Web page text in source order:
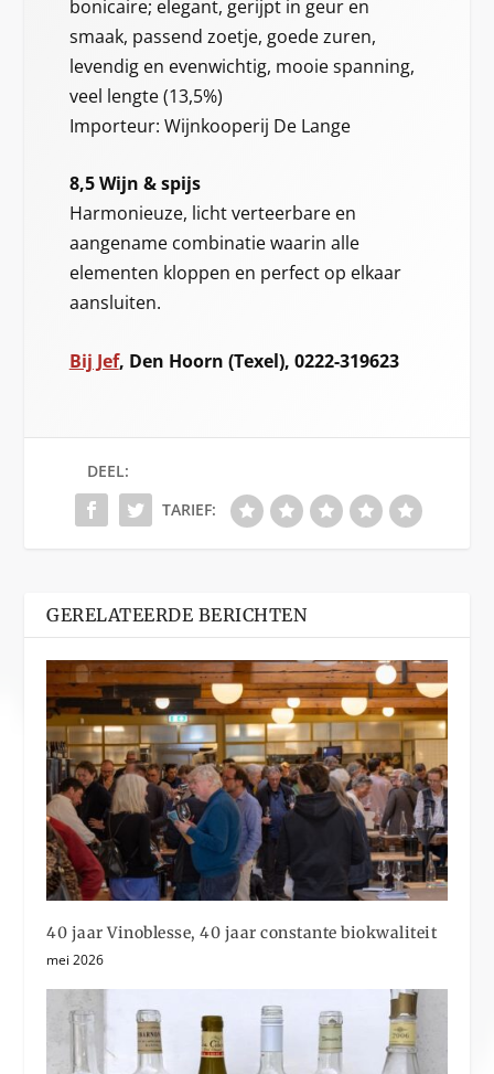
bonicaire; elegant, gerijpt in geur en
smaak, passend zoetje, goede zuren,
levendig en evenwichtig, mooie spanning,
veel lengte (13,5%)
Importeur: Wijnkooperij De Lange
8,5 Wijn & spijs
Harmonieuze, licht verteerbare en
aangename combinatie waarin alle
elementen kloppen en perfect op elkaar
aansluiten.
Bij Jef, Den Hoorn (Texel), 0222-319623
DEEL:
TARIEF:
GERELATEERDE BERICHTEN
40 jaar Vinoblesse, 40 jaar constante biokwaliteit
mei 2026